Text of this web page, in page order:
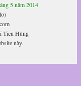
5 năm 2014
Tiến Hùng
này.